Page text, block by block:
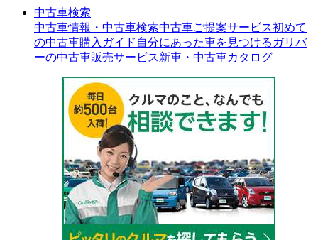
中古車検索
中古車情報・中古車検索中古車ご提案サービス初めて
の中古車購入ガイド 自分にあった車を見つける ガリバ
ーの中古車販売サービス新車・中古車カタログ